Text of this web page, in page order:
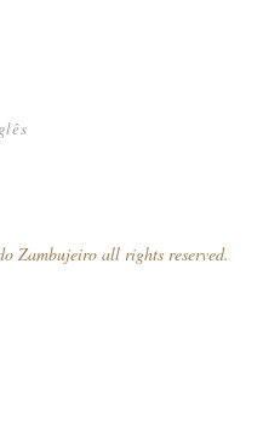
Zambujeiro all rights reserved.